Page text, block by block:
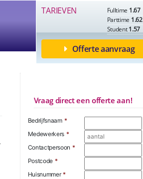
TARIEVEN Fulltime 1.67
Parttime 1.62
Student1.57
Offerte aanvraag
Vraag direct een offerte aan!
Bedrijfsnaam *
Medewerkers *
Contactpersoon *
Postcode *
Huisnummer *